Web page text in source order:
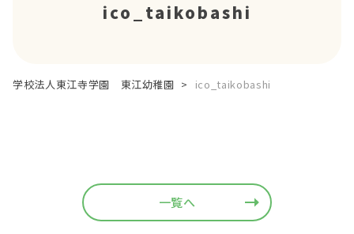
ico_taikobashi
学校法人東江寺学園 東江幼稚園 > ico_taikobashi
一覧へ